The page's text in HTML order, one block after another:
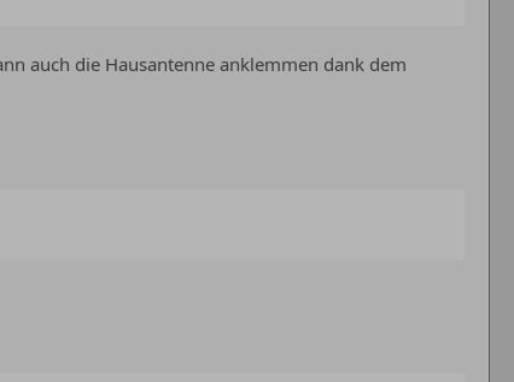
auch die Hausantenne anklemmen dank dem